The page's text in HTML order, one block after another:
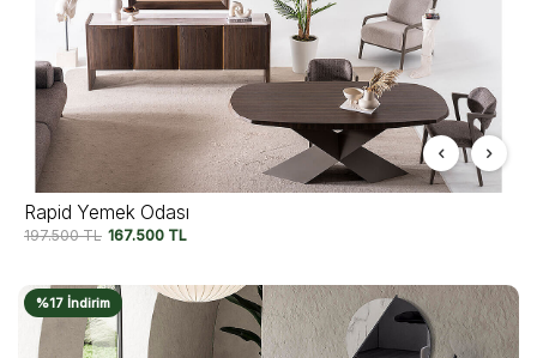
Rapid Yemek Odası
197.500TL 167.500 TL
%17 İndirim